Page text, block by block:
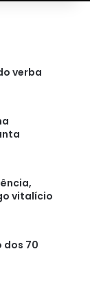
verba
vitalício
dos 70